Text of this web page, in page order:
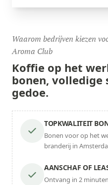
Waarom bedrijven kiezen
Aroma Club
Koffie op het
bonen, volledige
gedoe.
TOPKWALITEIT
Bonen voor op het
branderij in
AANSCHAF OF
Ontvang in 2